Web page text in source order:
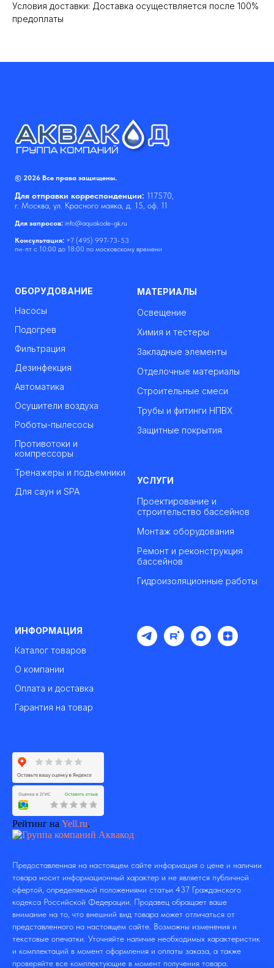
Условия доставки: Доставка осуществляется после 100%
предоплаты
© 2026 Все права защищены.
Для отправки корреспонденции: 117570,
г. Москва, ул. Красного маяка, д. 15, оф. 11
Для запросов: info@aquakode-gk.ru
Консультация: +7 (495) 997-73-53
пн-пт с 10:00 до 18:00 по московскому времени
ОБОРУДОВАНИЕ
Насосы
Подогрев
Фильтрация
Дезинфекция
Автоматика
Осушители воздуха
Роботы-пылесосы
Противотоки и
компрессоры
Тренажеры и подъемники
Для саун и SPA
МАТЕРИАЛЫ
Освещение
Химия и тестеры
Закладные элементы
Отделочные материалы
Строительные смеси
Трубы и фитинги НПВХ
Защитные покрытия
УСЛУГИ
Проектирование и
строительство бассейнов
Монтаж оборудования
Ремонт и реконструкция
бассейнов
Гидроизоляционные работы
ИНФОРМАЦИЯ
Каталог товаров
О компании
Оплата и доставка
Гарантия на товар
Рейтинг на Yell.ru.
Предоставленная на настоящем сайте информация о цене и наличии
товара носит информационный характер и не является публичной
офертой, определяемой положениями статьи 437 Гражданского
кодекса Российской Федерации. Продавец обращает ваше
внимание на то, что внешний вид товара может отличаться от
представленного на настоящем сайте. Возможны изменения и
текстовые опечатки. Уточняйте наличие необходимых характеристик
и комплектаций в момент оформления и оплаты заказа, а также
проверяйте все комплектующие в момент получения товара.